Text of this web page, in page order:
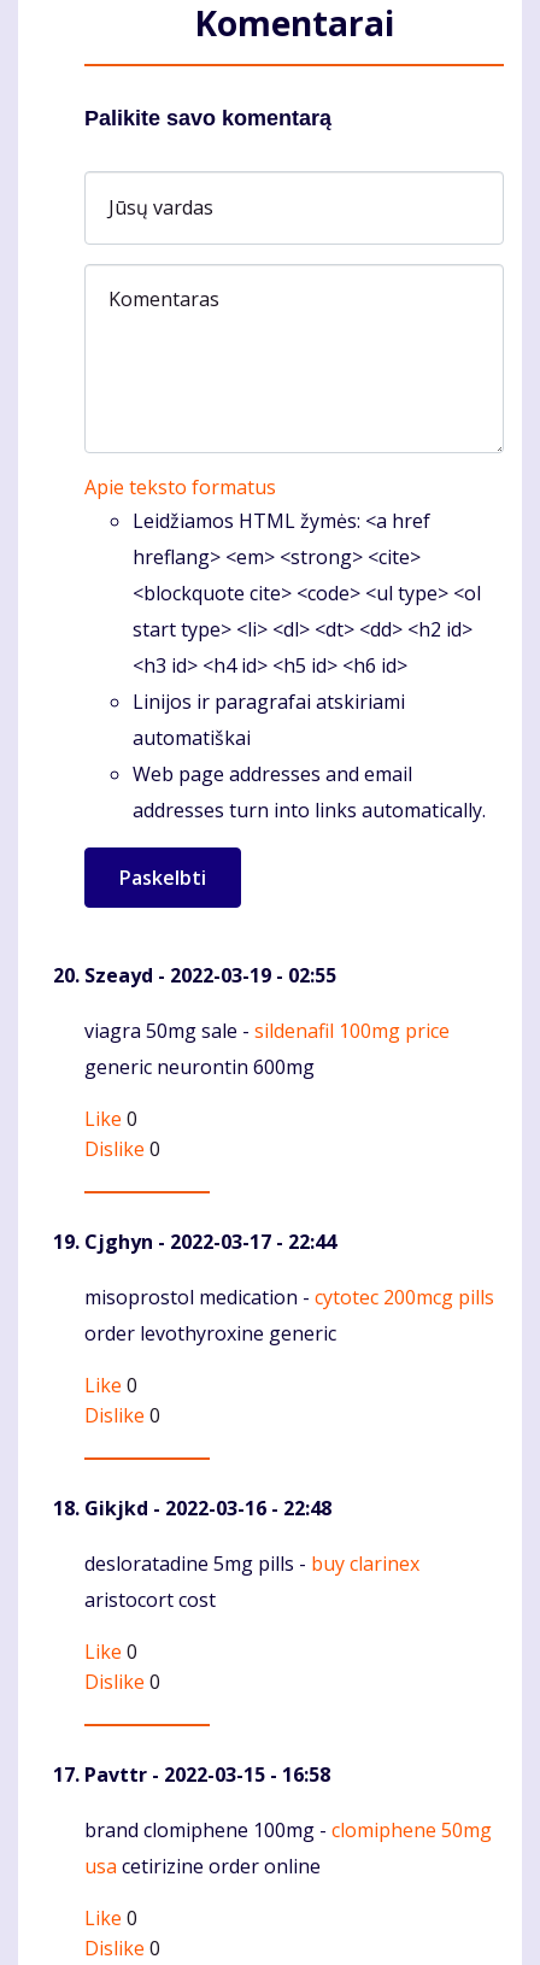
Komentarai
Palikite savo komentarą
Jūsų vardas
Komentaras
Apie teksto formatus
Leidžiamos HTML žymės: <a href
hreflang> <em> <strong> <cite>
<blockquote cite> <code> <ul type> <ol
start type> <li> <dl> <dt> <dd> <h2 id>
<h3 id> <h4 id> <h5 id> <h6 id>
Linijos ir paragrafai atskiriami
automatiškai
Web page addresses and email
addresses turn into links automatically.
Szeayd - 2022-03-19 - 02:55
Komentaras
viagra 50mg sale - sildenafil 100mg price
generic neurontin 600mg
Like 0
Dislike 0
Cjghyn - 2022-03-17 - 22:44
Komentaras
misoprostol medication - cytotec 200mcg pills
order levothyroxine generic
Like 0
Dislike 0
Gikjkd - 2022-03-16 - 22:48
Komentaras
desloratadine 5mg pills - buy clarinex
aristocort cost
Like 0
Dislike 0
Pavttr - 2022-03-15 - 16:58
Komentaras
brand clomiphene 100mg - clomiphene 50mg
usa cetirizine order online
Like 0
Dislike 0